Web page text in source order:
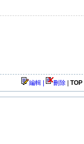
編輯 | 刪除 TOP